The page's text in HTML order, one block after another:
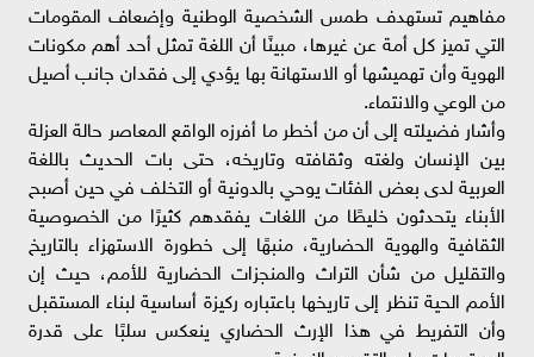
مفاهيم تستهدف طمس الشخصية الوطنية وإضعاف المقومات
التي تميز كل أمة عن غيرها، مبينًا أن اللغة تمثل أحد أهم مكونات
الهوية وأن تهميشها أو الاستهانة بها يؤدي إلى فقدان جانب أصيل
من الوعي والانتماء.
وأشار فضيلته إلى أن من أخطر ما أفرزه الواقع المعاصر حالة العزلة
بين الإنسان ولغته وثقافته وتاريخه، حتى بات الحديث باللغة
العربية لدى بعض الفئات يوحي بالدونية أو التخلف في حين أصبح
الأبناء يتحدثون خليطًا من اللغات يفقدهم كثيرًا من الخصوصية
الثقافية والهوية الحضارية، منبهًا إلى خطورة الاستهزاء بالتاريخ
والتقليل من شأن التراث والمنجزات الحضارية للأمم، حيث إن
الأمم الحية تنظر إلى تاريخها باعتباره ركيزة أساسية لبناء المستقبل
وأن التفريط في هذا الإرث الحضاري ينعكس سلبًا على قدرة